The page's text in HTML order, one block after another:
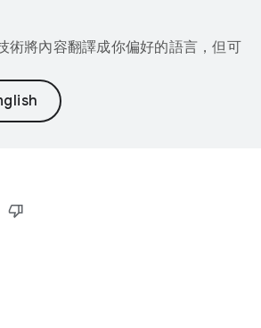
術將內容翻譯成你偏好的語言，但可